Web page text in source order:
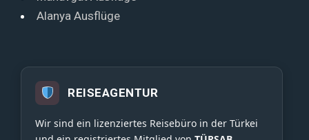
Alanya Ausflüge
REISEAGENTUR
Wir sind ein lizenziertes Reisebüro in der Türkei